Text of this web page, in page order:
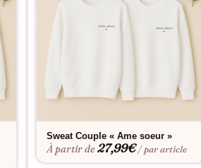
Sweat Couple « Ame soeur »
À partir de27,99€ / par article